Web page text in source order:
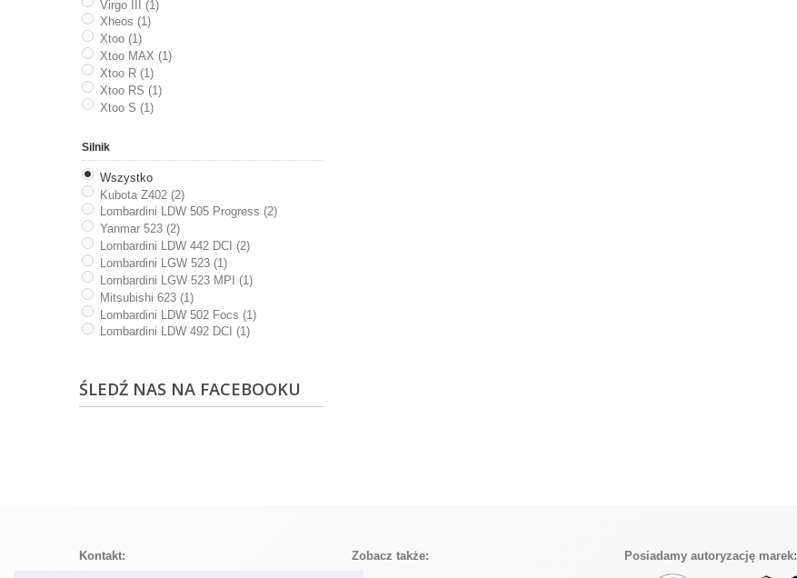
Virgo III (1)
Xheos (1)
Xtoo (1)
Xtoo MAX (1)
Xtoo R (1)
Xtoo RS (1)
Xtoo S (1)
Silnik
Wszystko
Kubota Z402 (2)
Lombardini LDW 505 Progress (2)
Yanmar 523 (2)
Lombardini LDW 442 DCI (2)
Lombardini LGW 523 (1)
Lombardini LGW 523 MPI (1)
Mitsubishi 623 (1)
Lombardini LDW 502 Focs (1)
Lombardini LDW 492 DCI (1)
ŚLEDŹ NAS NA FACEBOOKU
Kontakt:
Zobacz także:
Posiadamy autoryzację marek: